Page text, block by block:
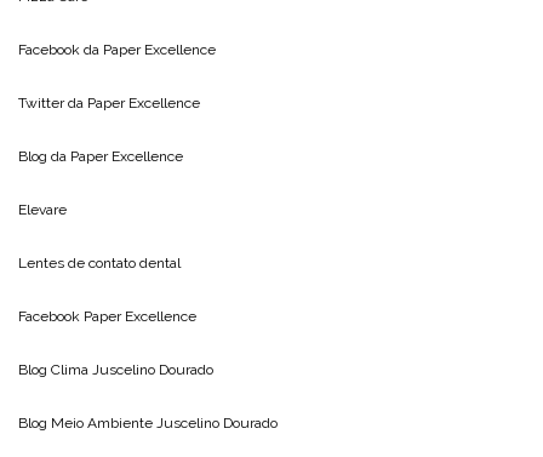
Facebook da Paper Excellence
Twitter da Paper Excellence
Blog da Paper Excellence
Elevare
Lentes de contato dental
Facebook Paper Excellence
Blog Clima Juscelino Dourado
Blog Meio Ambiente Juscelino Dourado